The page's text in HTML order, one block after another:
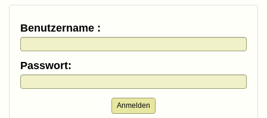
Benutzername :
Passwort:
Anmelden